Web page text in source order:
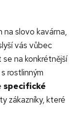
slovo kavárna,
vás vůbec
na konkrétnější
rostlinným
specifické
zákazníky, které